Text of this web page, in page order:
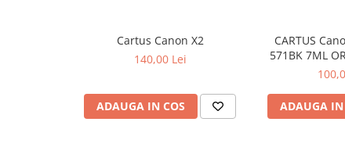
Cartus Canon X2
140,00 Lei
ADAUGA IN COS
CARTUS
571BK 7ML
ADAUGA IN